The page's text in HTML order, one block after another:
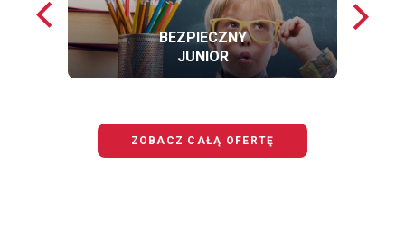
Poprzednie
loga
BEZPIECZNY
JUNIOR
loga
ZOBACZ CAŁĄ OFERTĘ